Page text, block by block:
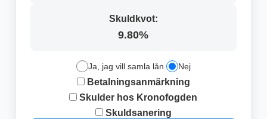
Skuldkvot:
9.80%
Ja, jag vill samla lån Nej
Betalningsanmärkning
Skulder hos Kronofogden
Skuldsanering